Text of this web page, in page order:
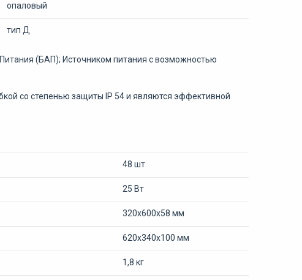
опаловый
тип Д
(БАП); Источником питания с возможностью
со степенью защиты IP 54 и являются эффективной
48 шт
25 Вт
320х600х58 мм
620х340х100 мм
1,8 кг